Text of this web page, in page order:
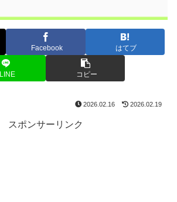
Facebook はてブ
LINE コピー
2026.02.16 2026.02.19
スポンサーリンク